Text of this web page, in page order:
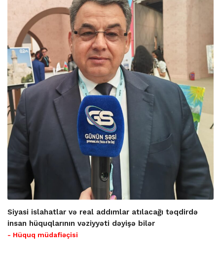
Siyasi islahatlar və real addımlar atılacağı təqdirdə
insan hüquqlarının vəziyyəti dəyişə bilər
- Hüquq müdafiəçisi